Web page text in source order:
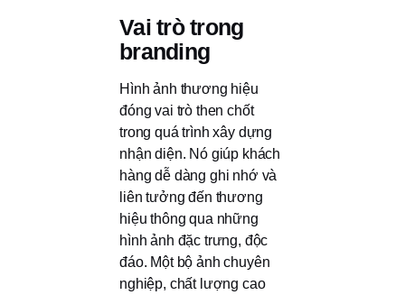
Vai trò trong
branding
Hình ảnh thương hiệu
đóng vai trò then chốt
trong quá trình xây dựng
nhận diện. Nó giúp khách
hàng dễ dàng ghi nhớ và
liên tưởng đến thương
hiệu thông qua những
hình ảnh đặc trưng, độc
đáo. Một bộ ảnh chuyên
nghiệp, chất lượng cao